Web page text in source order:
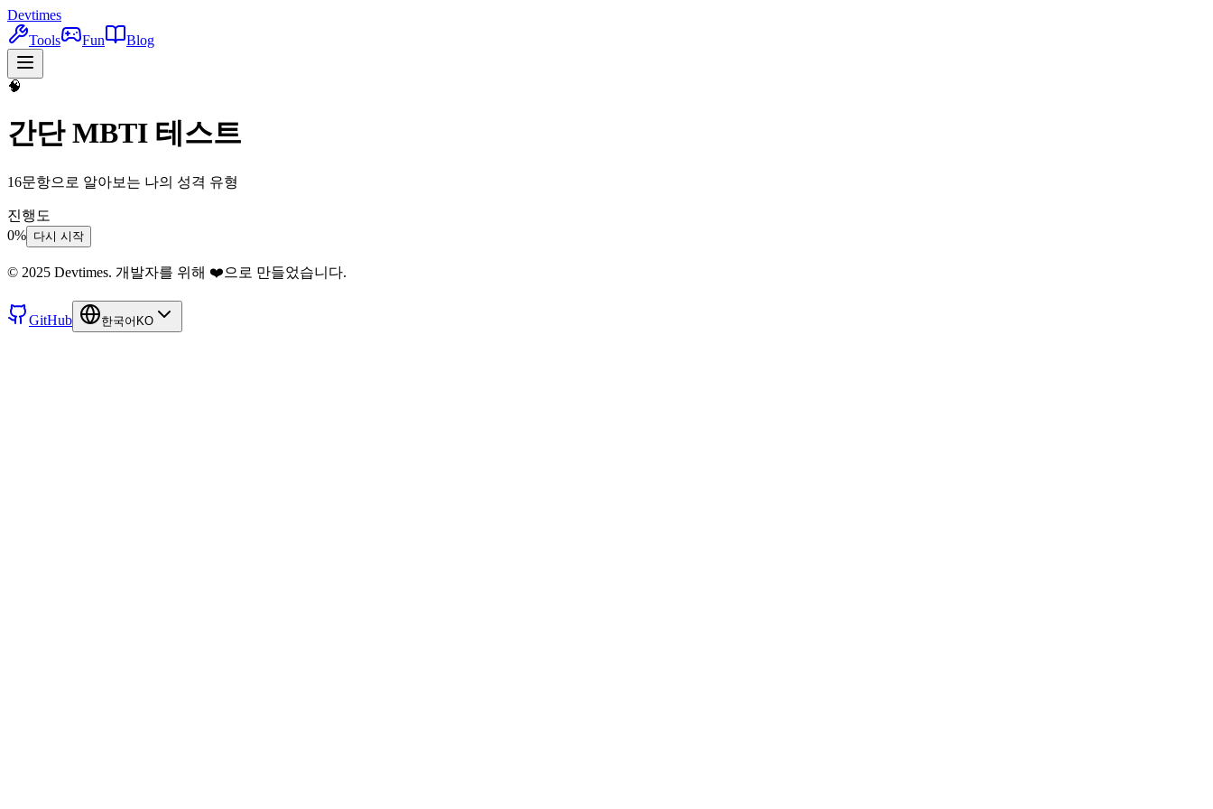
Devtimes
Tools
Fun Blog
🧠
간단 MBTI 테스트
16문항으로 알아보는 나의 성격 유형
진행도
0% 다시 시작
© 2025 Devtimes. 개발자를 위해 ❤️으로 만들었습니다.
GitHub 한국어 KO